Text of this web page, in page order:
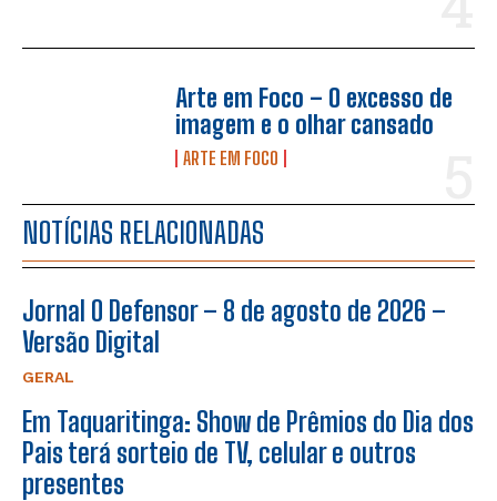
Arte em Foco – O excesso de
imagem e o olhar cansado
ARTE EM FOCO
NOTÍCIAS RELACIONADAS
Jornal O Defensor – 8 de agosto de 2026 –
Versão Digital
GERAL
Em Taquaritinga: Show de Prêmios do Dia dos
Pais terá sorteio de TV, celular e outros
presentes